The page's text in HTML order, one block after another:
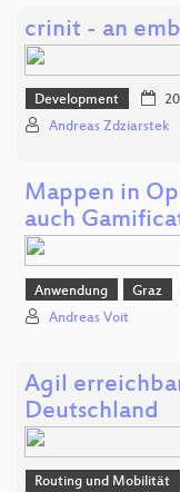
crinit - an
Development
Andreas Zdziarstek
Mappen in
auch
Anwendung Graz
Andreas Voit
Agil
Deutschland
Routing und Mobilität